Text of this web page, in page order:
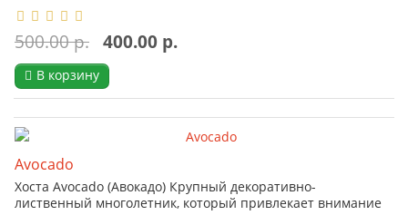
500.00 р. 400.00 р.
В корзину
Avocado
Хоста Avocado (Авокадо) Крупный декоративно-
лиственный многолетник, который привлекает внимание